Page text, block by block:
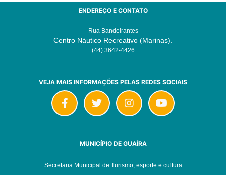
ENDEREÇO E CONTATO
Rua Bandeirantes
Centro Náutico Recreativo (Marinas).
(44) 3642-4426
VEJA MAIS INFORMAÇÕES PELAS REDES SOCIAIS
MUNICÍPIO DE GUAÍRA
Secretaria Municipal de Turismo, esporte e cultura